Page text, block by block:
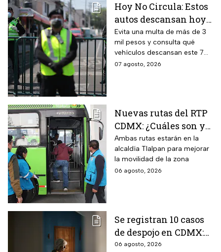
Hoy No Circula: Estos
autos descansan hoy
viernes 7 de agosto en
CDMX y EDOMEX
Evita una multa de más de 3
mil pesos y consulta qué
vehículos descansan este 7
de agosto, los horarios del
07 agosto, 2026
Nuevas rutas del RTP
CDMX: ¿Cuáles son y
con qué estaciones
del Metrobús
conectan?
Ambas rutas estarán en la
alcaldía Tlalpan para mejorar
la movilidad de la zona
06 agosto, 2026
Se registran 10 casos
de despojo en CDMX:
adultos mayores son
06 agosto, 2026